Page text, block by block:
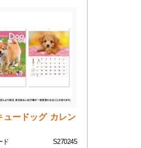
ュードッグ カレン
ド
S270245